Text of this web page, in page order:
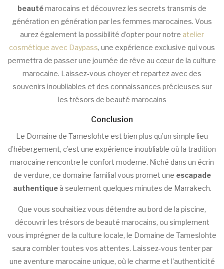
beautémarocains et découvrez les secrets transmis de
génération en génération par les femmes marocaines. Vous
aurez également la possibilité d’opter pour notre atelier
cosmétique avec Daypass, une expérience exclusive qui vous
permettra de passer une journée de rêve au cœur de la culture
marocaine. Laissez-vous choyer et repartez avec des
souvenirs inoubliables et des connaissances précieuses sur
les trésors de beauté marocains
Conclusion
Le Domaine de Tameslohte est bien plus qu’un simple lieu
d’hébergement, c’est une expérience inoubliable où la tradition
marocaine rencontre le confort moderne. Niché dans un écrin
de verdure, ce domaine familial vous promet une escapade
authentiqueà seulement quelques minutes de Marrakech.
Que vous souhaitiez vous détendre au bord de la piscine,
découvrir les trésors de beauté marocains, ou simplement
vous imprégner de la culture locale, le Domaine de Tameslohte
saura combler toutes vos attentes. Laissez-vous tenter par
une aventure marocaine unique, où le charme et l’authenticité